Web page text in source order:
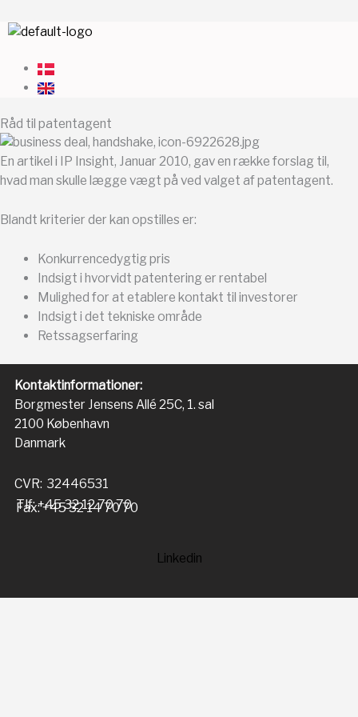
Gå
indholdet
Råd til patentagent
En artikel i IP Insight, Januar 2010, gav en række forslag til,
hvad man skulle lægge vægt på ved valget af patentagent.
Blandt kriterier der kan opstilles er:
Konkurrencedygtig pris
Indsigt i hvorvidt patentering er rentabel
Mulighed for at etablere kontakt til investorer
Indsigt i det tekniske område
Retssagserfaring
Kontaktinformationer:
Borgmester Jensens Allé 25C, 1. sal
2100 København
Danmark
CVR: 32446531
Tlf: +45 32 12 70 70
Fax: +45 32 14 70 70
Linkedin